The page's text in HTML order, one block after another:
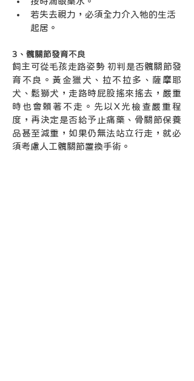
若失去視力，必須全力介入牠的生活
起居。
3、髖關節發育不良
飼主可從毛孩走路姿勢 初判是否髖關節發
育不良。黃金獵犬、拉不拉多、薩摩耶
犬、鬆獅犬，走路時屁股搖來搖去，嚴重
時也會賴著不走。先以X光檢查嚴重程
度，再決定是否給予止痛藥、骨關節保養
品甚至減重，如果仍無法站立行走，就必
須考慮人工髖關節置換手術。